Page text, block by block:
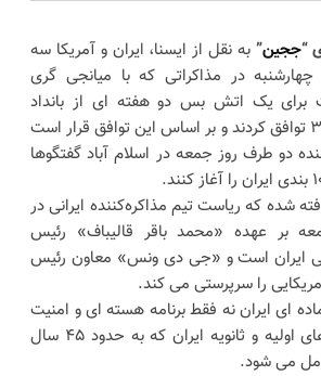
“ججین”به نقل از ایسنا، ایران و آمریکا سه
در مذاکراتی که با میانجی گری
برای یک اتش بس دو هفته ای از بانداد
چهارشنبه ساعت ۳:۳۰ توافق کردند و بر اساس این توافق قرار است
دو طرف روز جمعه در اسلام آباد گفتگوها
شده که ریاست تیم مذاکره‌کننده ایرانی در
بر عهده «محمد باقر قالیباف» رئیس
ایران است و «جی دی ونس» معاون رئیس
را سرپرستی می کند.
پیشنهاد ۱۰ ماده ای ایران نه فقط برنامه هسته ای و امنیت
منطقه بلکه تحریم های اولیه و ثانویه ایران که به حدود ۴۵ سال
می شود.